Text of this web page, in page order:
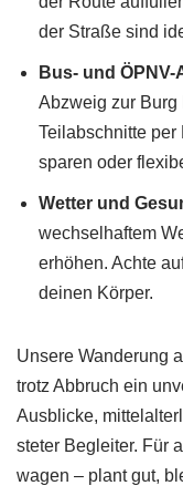
der Straße sind
Bus- und
Abzweig zur Burg
Teilabschnitte per
sparen oder
Wetter und
wechselhaftem
erhöhen. Achte
deinen Körper.
Unsere Wanderung
trotz Abbruch ein
Ausblicke,
steter Begleiter. Für
wagen – plant gut,